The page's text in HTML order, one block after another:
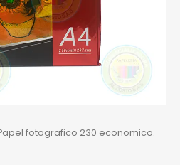
fotografico 230 economico.